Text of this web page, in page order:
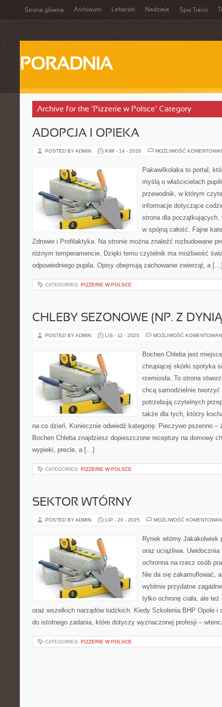
Strona główna Archiwum Lekarski Nadzieje Spis Treści
PORADNIA
Archive for the ‘Pizzerie w Polsce’ Category
ADOPCJA I OPIEKA
POSTED BY ADMIN KWI - 14 - 2026 MOŻLIWOŚĆ
Pakawilkolaka to portal,
myślą o właścicielach
przewodnik, w którym
informacje dotyczące
strona dla początkujących,
w spójną całość. Fajne
Zdrowie i Profilaktyka. Na stronie można znaleźć rozbudowane
różnym temperamencie. Dzięki temu czytelnik ma możliwość
odpowiedniego pupila. Opisy obejmują zachowanie zwierząt, a
CATEGORIES: PIZZERIE W POLSCE
CHLEBY SEZONOWE (NP. Z
POSTED BY ADMIN LIS - 11 - 2025 MOŻLIWOŚĆ
Bochen Chleba jest
chrupiącej skórki spotyka
rzemiosła. To strona
chcą samodzielnie
potrzebują czytelnych
także dla tych, którzy
na co dzień. Koniecznie odwiedź kategorię: Pieczywo pszenno
Bochen Chleba znajdziesz dopieszczone receptury na domowy
wypieki, precle, a […]
CATEGORIES: PIZZERIE W POLSCE
SEKTOR WTÓRNY
POSTED BY ADMIN LIP - 20 - 2025 MOŻLIWOŚĆ
Rynek wtórny Jakakolwiek
oraz uciążliwa.
ochronna na rzecz osób
Nie da się zakamuflować,
wybitnie przydatne
tylko ochronę ciała, ale
oraz wszelkich narządów ludzkich. Kiedy Szkolenia BHP Opole i
do istotnego zadania, które dotyczy wyznaczonej profesji –
CATEGORIES: PIZZERIE W POLSCE